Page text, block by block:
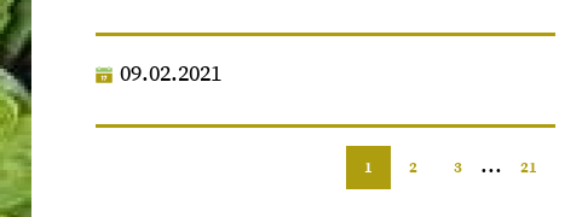
09.02.2021
1 2 3 ... 21